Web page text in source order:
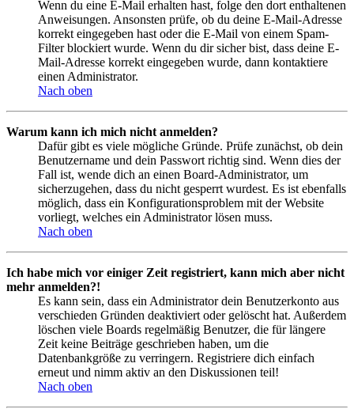
Wenn du eine E-Mail erhalten hast, folge den dort enthaltenen
Anweisungen. Ansonsten prüfe, ob du deine E-Mail-Adresse
korrekt eingegeben hast oder die E-Mail von einem Spam-
Filter blockiert wurde. Wenn du dir sicher bist, dass deine E-
Mail-Adresse korrekt eingegeben wurde, dann kontaktiere
einen Administrator.
Nach oben
Warum kann ich mich nicht anmelden?
Dafür gibt es viele mögliche Gründe. Prüfe zunächst, ob dein
Benutzername und dein Passwort richtig sind. Wenn dies der
Fall ist, wende dich an einen Board-Administrator, um
sicherzugehen, dass du nicht gesperrt wurdest. Es ist ebenfalls
möglich, dass ein Konfigurationsproblem mit der Website
vorliegt, welches ein Administrator lösen muss.
Nach oben
Ich habe mich vor einiger Zeit registriert, kann mich aber nicht
mehr anmelden?!
Es kann sein, dass ein Administrator dein Benutzerkonto aus
verschieden Gründen deaktiviert oder gelöscht hat. Außerdem
löschen viele Boards regelmäßig Benutzer, die für längere
Zeit keine Beiträge geschrieben haben, um die
Datenbankgröße zu verringern. Registriere dich einfach
erneut und nimm aktiv an den Diskussionen teil!
Nach oben